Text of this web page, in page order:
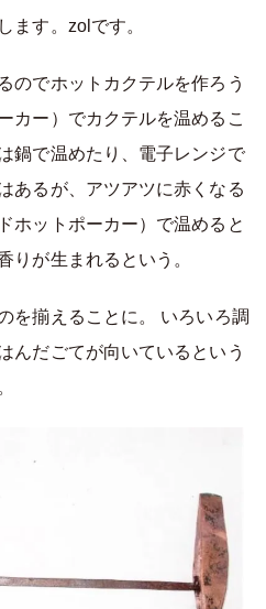
ます。zolです。
のでホットカクテルを作ろう
カー）でカクテルを温めるこ
鍋で温めたり、電子レンジで
あるが、アツアツに赤くなる
ホットポーカー）で温めると
りが生まれるという。
を揃えることに。 いろいろ調
んだごてが向いているという